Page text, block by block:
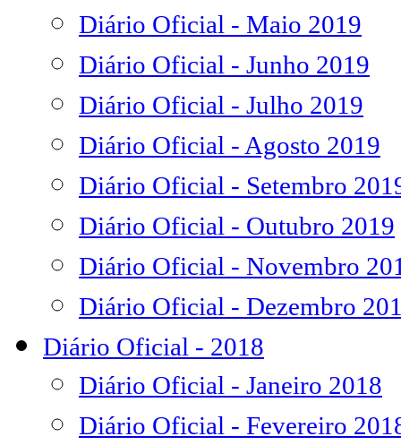
Diário Oficial - Maio 2019
Diário Oficial - Junho 2019
Diário Oficial - Julho 2019
Diário Oficial - Agosto 2019
Diário Oficial - Setembro
Diário Oficial - Outubro 2019
Diário Oficial - Novembro
Diário Oficial - Dezembro
Diário Oficial - 2018
Diário Oficial - Janeiro 2018
Diário Oficial - Fevereiro